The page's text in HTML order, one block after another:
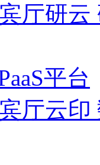
厅研
平台
厅云